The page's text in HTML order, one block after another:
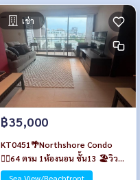
เช่า
฿35,000
KT0451🌴Northshore Condo
🏄‍♂️64 ตรม 1ห้องนอน ชั้น13 🏖️วิว
ชายหาดพัทยา